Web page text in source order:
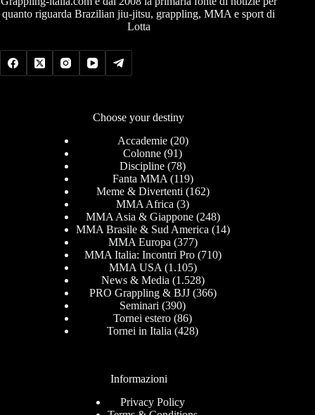
quanto riguarda Brazilian jiu-jitsu, grappling, MMA e sport di
Lotta
Choose your destiny
Accademie(20)
Colonne (91)
Discipline (78)
Fanta MMA (119)
Meme & Divertenti (162)
MMA Africa (3)
MMA Asia & Giappone(248)
MMA Brasile & Sud America (14)
MMA Europa (377)
MMA Italia: Incontri Pro(710)
MMA USA (1.105)
News & Media (1.528)
PRO Grappling & BJJ(366)
Seminari (390)
Tornei estero (86)
Tornei in Italia (428)
Informazioni
Privacy Policy